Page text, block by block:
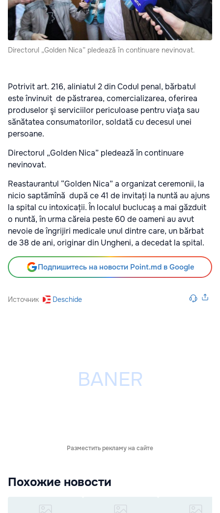
Directorul „Golden Nica” pledează în continuare nevinovat.
Potrivit art. 216, aliniatul 2 din Codul penal, bărbatul
este învinuit de păstrarea, comercializarea, oferirea
produselor şi serviciilor periculoase pentru viaţa sau
sănătatea consumatorilor, soldată cu decesul unei
persoane.
Directorul „Golden Nica” pledează în continuare
nevinovat.
Reastaurantul “Golden Nica” a organizat ceremonii, la
nicio saptămînă după ce 41 de invitați la nuntă au ajuns
la spital cu intoxicații. În localul buclucaș a mai găzduit
o nuntă, în urma căreia peste 60 de oameni au avut
nevoie de îngrijiri medicale unul dintre care, un bărbat
de 38 de ani, originar din Ungheni, a decedat la spital.
Подпишитесь на новости Point.md в Google
Источник Deschide
Разместить рекламу на сайте
Похожие новости